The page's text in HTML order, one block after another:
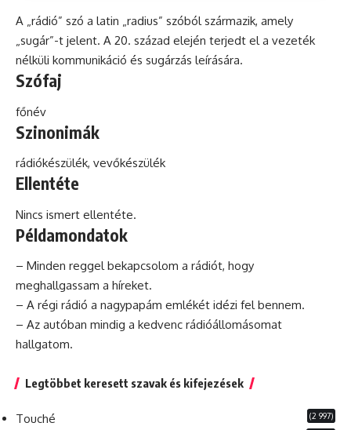
A „rádió” szó a latin „radius” szóból származik, amely
„sugár”-t jelent. A 20. század elején terjedt el a vezeték
nélküli kommunikáció és sugárzás leírására.
Szófaj
főnév
Szinonimák
rádiókészülék, vevőkészülék
Ellentéte
Nincs ismert ellentéte.
Példamondatok
– Minden reggel bekapcsolom a rádiót, hogy
meghallgassam a híreket.
– A régi rádió a nagypapám emlékét idézi fel bennem.
– Az autóban mindig a kedvenc rádióállomásomat
hallgatom.
Legtöbbet keresett szavak és kifejezések
Touché (2 997)